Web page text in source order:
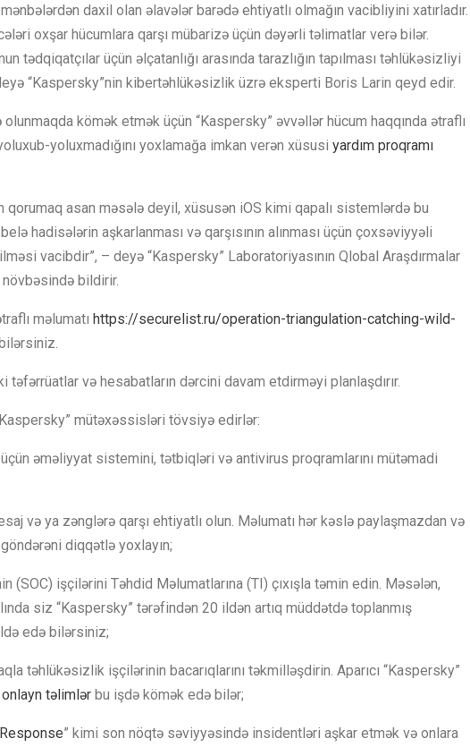
daxil olan əlavələr barədə ehtiyatlı olmağın vacibliyini xatırladır.
oxşar hücumlara qarşı mübarizə üçün dəyərli təlimatlar verə bilər.
tədqiqatçılar üçün əlçatanlığı arasında tarazlığın tapılması təhlükəsizliyi
“Kaspersky”nin kibertəhlükəsizlik üzrə eksperti Boris Larin qeyd edir.
kömək etmək üçün “Kaspersky” əvvəllər hücum haqqında ətraflı
yoluxmadığını yoxlamağa imkan verən xüsusi yardım proqramı
qorumaq asan məsələ deyil, xüsusən iOS kimi qapalı sistemlərdə bu
hadisələrin aşkarlanması və qarşısının alınması üçün çoxsəviyyəli
vacibdir”, – deyə “Kaspersky” Laboratoriyasının Qlobal Araşdırmalar
bildirir.
məlumatı https://securelist.ru/operation-triangulation-catching-wild-
və hesabatların dərcini davam etdirməyi planlaşdırır.
mütəxəssisləri tövsiyə edirlər:
əməliyyat sistemini, tətbiqləri və antivirus proqramlarını mütəmadi
və ya zənglərə qarşı ehtiyatlı olun. Məlumatı hər kəslə paylaşmazdan və
diqqətlə yoxlayın;
(SOC) işçilərini Təhdid Məlumatlarına (TI) çıxışla təmin edin. Məsələn,
siz “Kaspersky” tərəfindən 20 ildən artıq müddətdə toplanmış
edə bilərsiniz;
təhlükəsizlik işçilərinin bacarıqlarını təkmilləşdirin. Aparıcı “Kaspersky”
onlayn təlimlər bu işdə kömək edə bilər;
” kimi son nöqtə səviyyəsində insidentləri aşkar etmək və onlara